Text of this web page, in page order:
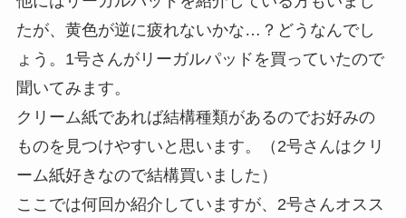
たが、黄色が逆に疲れないかな…？どうなんでし
ょう。1号さんがリーガルパッドを買っていたので
聞いてみます。
クリーム紙であれば結構種類があるのでお好みの
ものを見つけやすいと思います。（2号さんはクリ
ーム紙好きなので結構買いました）
ここでは何回か紹介していますが、2号さんオスス